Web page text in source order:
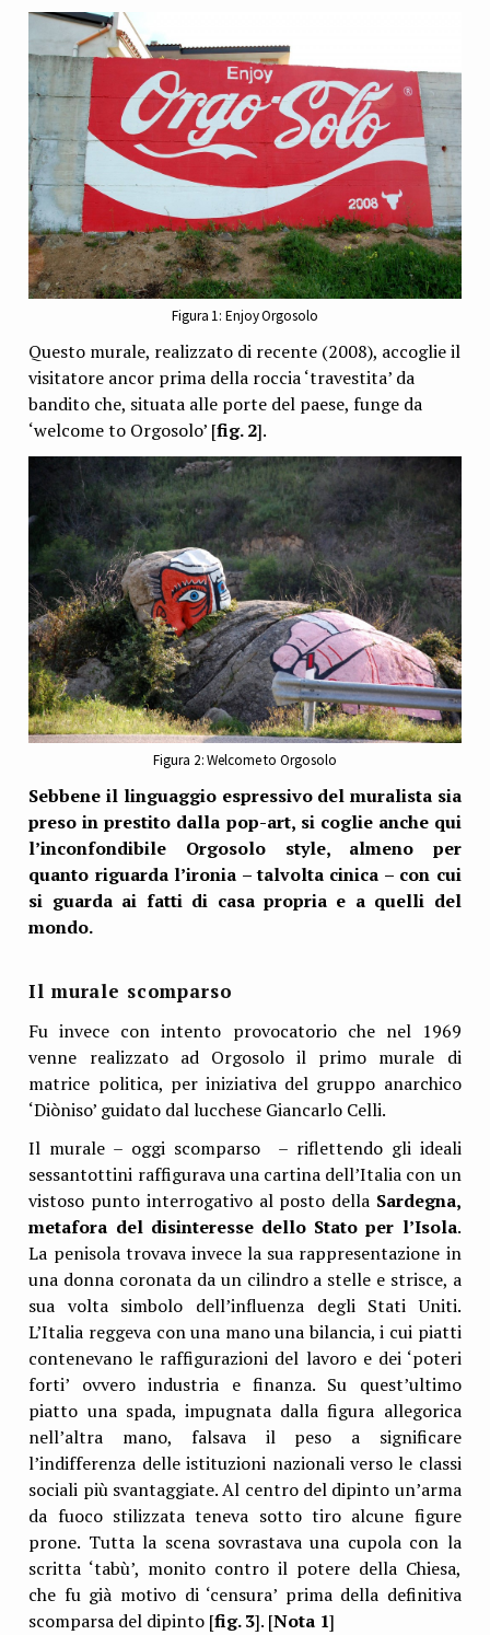
Figura 1: Enjoy Orgosolo
Questo murale, realizzato di recente (2008), accoglie il
visitatore ancor prima della roccia ‘travestita’ da
bandito che, situata alle porte del paese, funge da
‘welcome to Orgosolo’ [fig. 2].
Figura 2: Welcome to Orgosolo
Sebbene il linguaggio espressivo del muralista sia
preso in prestito dalla pop-art, si coglie anche qui
l’inconfondibile Orgosolo style, almeno per
quanto riguarda l’ironia – talvolta cinica – con cui
si guarda ai fatti di casa propria e a quelli del
mondo.
Il murale scomparso
Fu invece con intento provocatorio che nel 1969
venne realizzato ad Orgosolo il primo murale di
matrice politica, per iniziativa del gruppo anarchico
‘Diòniso’ guidato dal lucchese Giancarlo Celli.
Il murale – oggi scomparso – riflettendo gli ideali
sessantottini raffigurava una cartina dell’Italia con un
vistoso punto interrogativo al posto della Sardegna,
metafora del disinteresse dello Stato per l’Isola.
La penisola trovava invece la sua rappresentazione in
una donna coronata da un cilindro a stelle e strisce, a
sua volta simbolo dell’influenza degli Stati Uniti.
L’Italia reggeva con una mano una bilancia, i cui piatti
contenevano le raffigurazioni del lavoro e dei ‘poteri
forti’ ovvero industria e finanza. Su quest’ultimo
piatto una spada, impugnata dalla figura allegorica
nell’altra mano, falsava il peso a significare
l’indifferenza delle istituzioni nazionali verso le classi
sociali più svantaggiate. Al centro del dipinto un’arma
da fuoco stilizzata teneva sotto tiro alcune figure
prone. Tutta la scena sovrastava una cupola con la
scritta ‘tabù’, monito contro il potere della Chiesa,
che fu già motivo di ‘censura’ prima della definitiva
scomparsa del dipinto [fig. 3]. [Nota 1]